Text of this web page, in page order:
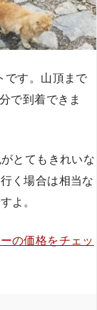
です。山頂まで
で到着できま
とてもきれいな
く場合は相当な
よ。
の価格をチェッ